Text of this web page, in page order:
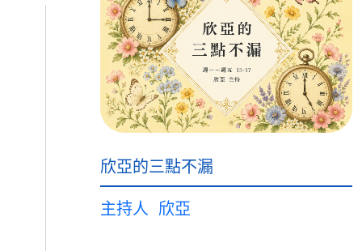
欣亞的三點不漏
主持人 欣亞